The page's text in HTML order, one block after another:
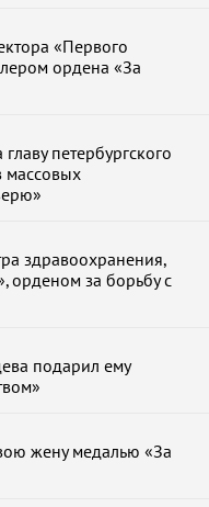
«Первого
ордена «За
петербургского
массовых
здравоохранения,
орденом за борьбу с
подарил ему
жену медалью «За